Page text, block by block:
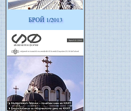
БРОЙ 1/2013